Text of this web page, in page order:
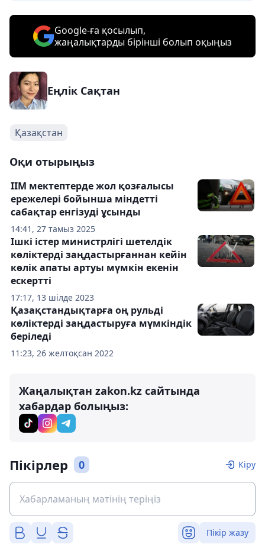
Google-ға қосылып,
жаңалықтарды бірінші болып оқыңыз
Еңлік Сақтан
Қазақстан
Оқи отырыңыз
14:41, 27 тамыз 2025
ІІМ мектептерде жол қозғалысы
ережелері бойынша міндетті
сабақтар енгізуді ұсынды
17:17, 13 шілде 2023
Ішкі істер министрлігі шетелдік
көліктерді заңдастырғаннан кейін
көлік апаты артуы мүмкін екенін
ескертті
11:23, 26 желтоқсан 2022
Қазақстандықтарға оң рульді
көліктерді заңдастыруға мүмкіндік
беріледі
Жаңалықтан zakon.kz сайтында
хабардар болыңыз:
Пікірлер 0 Кіру
Пікір жазу